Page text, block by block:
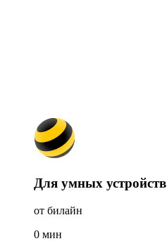
Для умных устройств
от билайн
0 мин